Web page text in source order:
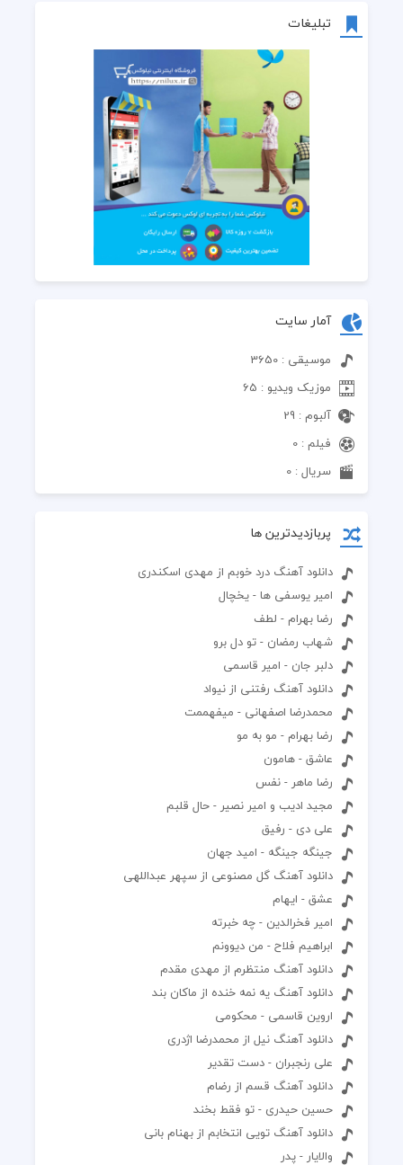
تبلیغات
آمار سایت
موسیقی : 3650
موزیک ویدیو : 65
آلبوم : 29
فیلم : 0
سریال : 0
پربازدیدترین ها
دانلود آهنگ درد خوبم از مهدی اسکندری
امیر یوسفی ها - یخچال
رضا بهرام - لطف
شهاب رمضان - تو دل برو
دلبر جان - امیر قاسمی
دانلود آهنگ رفتنی از نیواد
محمدرضا اصفهانی - میفهممت
رضا بهرام - مو به مو
عاشق - هامون
رضا ماهر - نفس
مجید ادیب و امیر نصیر - حال قلبم
علی دی - رفیق
جینگه جینگه - امید جهان
دانلود آهنگ گل مصنوعی از سپهر عبداللهی
عشق - ایهام
امیر فخرالدین - چه خبرته
ابراهیم فلاح - من دیوونم
دانلود آهنگ منتظرم از مهدی مقدم
دانلود آهنگ یه نمه خنده از ماکان بند
اروین قاسمی - محکومی
دانلود آهنگ نیل از محمدرضا اژدری
علی رنجبران - دست تقدیر
دانلود آهنگ قسم از رضام
حسین حیدری - تو فقط بخند
دانلود آهنگ تویی انتخابم از بهنام بانی
والایار - پدر